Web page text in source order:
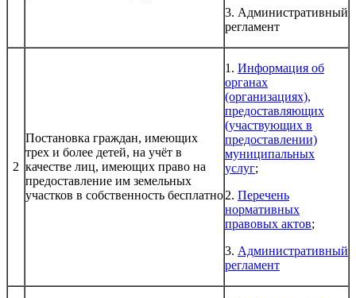
3. Административный
регламент
2
Постановка граждан, имеющих
трех и более детей, на учёт в
качестве лиц, имеющих право на
предоставление им земельных
участков в собственность бесплатно
1. Информация об
органах
(организациях),
предоставляющих
(участвующих в
предоставлении)
муниципальных
услуг;
2. Перечень
нормативных
правовых актов;
3. Административный
регламент